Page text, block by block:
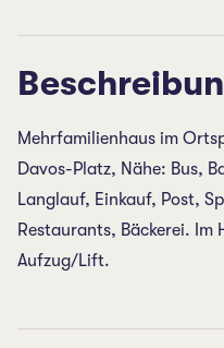
Mehrfamilienhaus im
Davos-Platz, Nähe: Bus,
Langlauf, Einkauf, Post,
Restaurants, Bäckerei. Im
Aufzug/Lift.